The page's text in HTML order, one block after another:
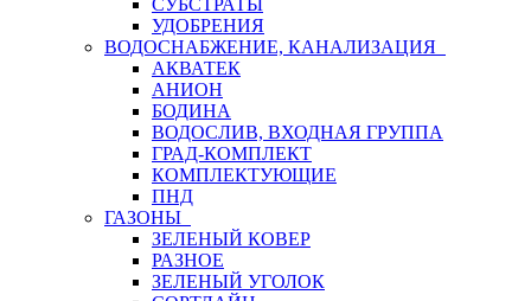
СУБСТРАТЫ
УДОБРЕНИЯ
ВОДОСНАБЖЕНИЕ, КАНАЛИЗАЦИЯ
АКВАТЕК
АНИОН
БОДИНА
ВОДОСЛИВ, ВХОДНАЯ ГРУППА
ГРАД-КОМПЛЕКТ
КОМПЛЕКТУЮЩИЕ
ПНД
ГАЗОНЫ
ЗЕЛЕНЫЙ КОВЕР
РАЗНОЕ
ЗЕЛЕНЫЙ УГОЛОК